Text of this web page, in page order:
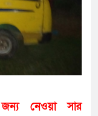
জন্য নেওয়া সার